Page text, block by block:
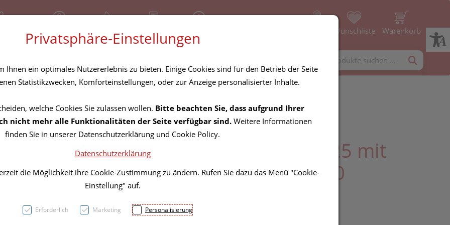
Geschlossen Über uns Rezept-Anfrage Wunschliste Warenkorb
Widmer Sun Kids
Hautschutzcreme 25 mit
Lippenpflegestift 50
PZN: 2979672
Privatsphäre-Einstellungen
Ihnen ein optimales Nutzererlebnis zu bieten. Einige Cookies sind für den Betrieb der Seite
Statistikzwecken, Komforteinstellungen, oder zur Anzeige personalisierter Inhalte.
welche Cookies Sie zulassen wollen. Bitte beachten Sie, dass aufgrund Ihrer
nicht mehr alle Funktionalitäten der Seite verfügbar sind. Weitere Informationen
finden Sie in unserer Datenschutzerklärung und Cookie Policy.
Datenschutzerklärung
die Möglichkeit ihre Cookie-Zustimmung zu ändern. Rufen Sie dazu das Menü "Cookie-
Einstellung" auf.
Erforderlich Marketing Personalisierung